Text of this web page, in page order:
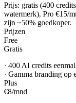
Prijs: gratis (400
watermerk), Pro €15/
zijn ~50% goedkoper.
Prijzen
Free
Gratis
· 400 AI credits
· Gamma branding op
Plus
€8/mnd